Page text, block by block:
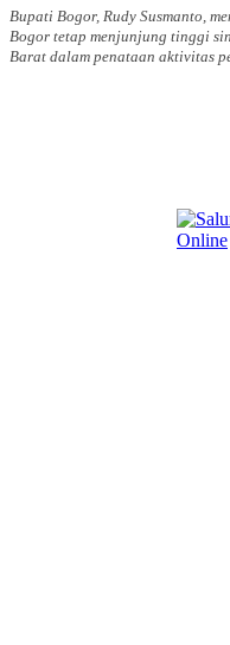
Bupati Bogor, Rudy Susmanto,
Bogor tetap menjunjung tinggi
Barat dalam penataan aktivitas